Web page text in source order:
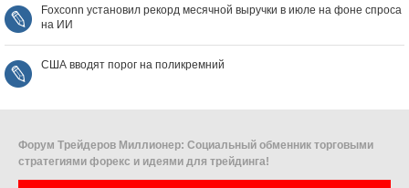
Foxconn установил рекорд месячной выручки в июле на фоне спроса
на ИИ
США вводят порог на поликремний
Форум Трейдеров Миллионер: Социальный обменник торговыми
стратегиями форекс и идеями для трейдинга!